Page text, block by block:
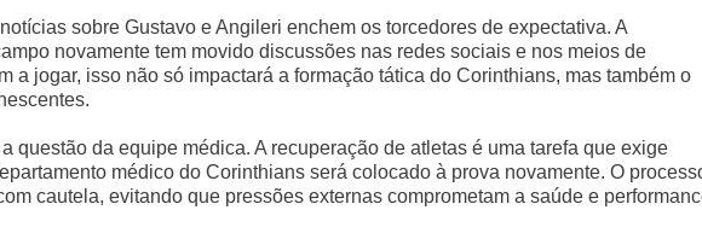
sobre Gustavo e Angileri enchem os torcedores de expectativa. A
novamente tem movido discussões nas redes sociais e nos meios de
a jogar, isso não só impactará a formação tática do Corinthians, mas também o
questão da equipe médica. A recuperação de atletas é uma tarefa que exige
médico do Corinthians será colocado à prova novamente. O
cautela, evitando que pressões externas comprometam a saúde e